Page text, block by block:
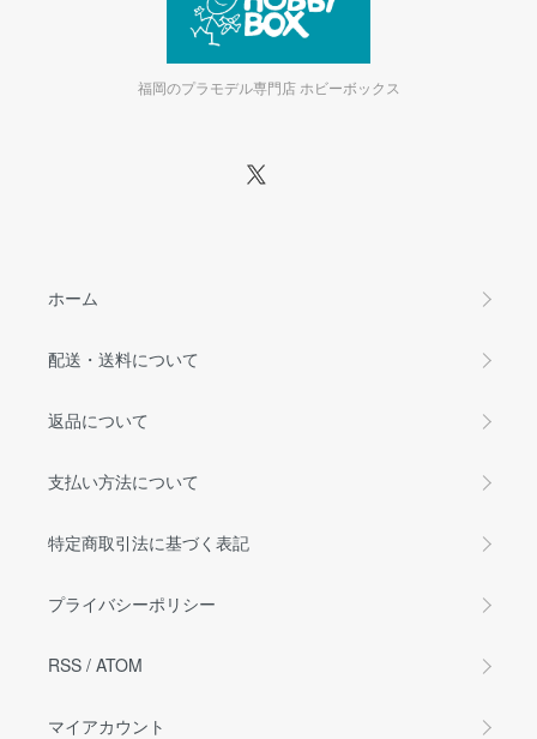
福岡のプラモデル専門店 ホビーボックス
ホーム
配送・送料について
返品について
支払い方法について
特定商取引法に基づく表記
プライバシーポリシー
RSS / ATOM
マイアカウント